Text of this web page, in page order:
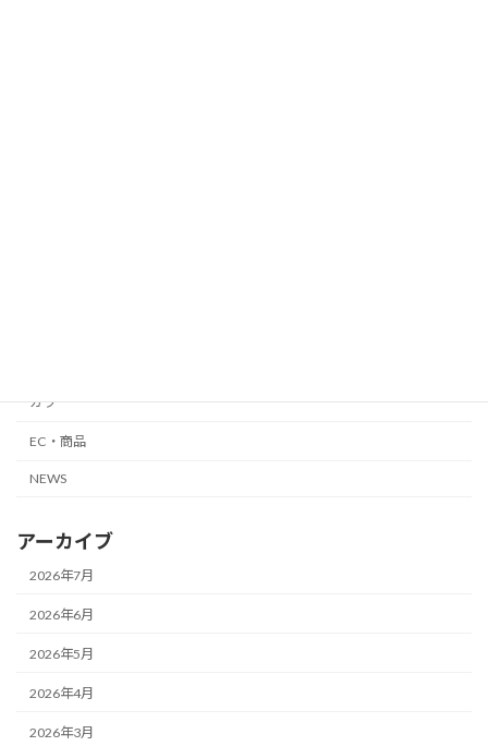
カラー
EC・商品
NEWS
アーカイブ
2026年7月
2026年6月
2026年5月
2026年4月
2026年3月